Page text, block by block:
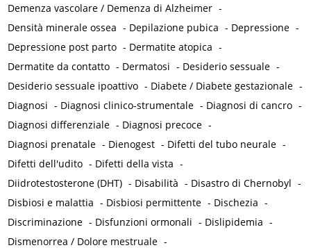
Demenza vascolare / Demenza di Alzheimer -
Densità minerale ossea - Depilazione pubica - Depressione -
Depressione post parto - Dermatite atopica -
Dermatite da contatto - Dermatosi - Desiderio sessuale -
Desiderio sessuale ipoattivo - Diabete / Diabete gestazionale -
Diagnosi - Diagnosi clinico-strumentale - Diagnosi di cancro -
Diagnosi differenziale - Diagnosi precoce -
Diagnosi prenatale - Dienogest - Difetti del tubo neurale -
Difetti dell'udito - Difetti della vista -
Diidrotestosterone (DHT) - Disabilità - Disastro di Chernobyl -
Disbiosi e malattia - Disbiosi permittente - Dischezia -
Discriminazione - Disfunzioni ormonali - Dislipidemia -
Dismenorrea / Dolore mestruale -